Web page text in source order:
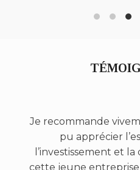
Je recommande
pu apprécier
l’investissement et
cette jeune